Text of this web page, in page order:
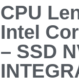
CPU
Intel
– SSD